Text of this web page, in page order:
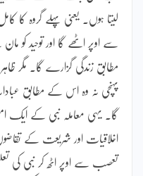
لیتا ہوں۔ یعنی پہلے گروہ کا
سے اوپر اٹھے گا اور توحید کو
مطابق زندگی گزارے گا۔ مگر
پہنچی نہ وہ اس کے مطابق
گا۔ یہی معاملہ نبی کے ایک
اخلاقیات اور شریعت کے
تعصب سے اوپر اٹھ کر نبی کی